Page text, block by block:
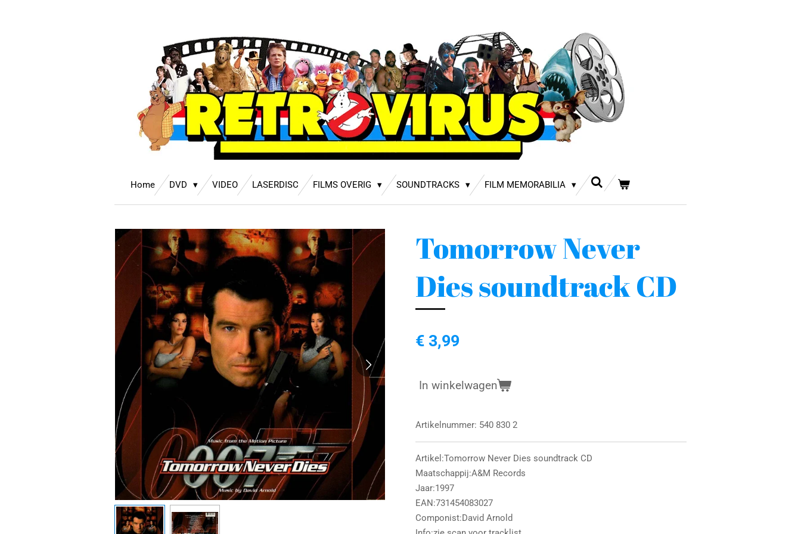
Home DVD VIDEO LASERDISC FILMS OVERIG SOUNDTRACKS FILM MEMORABILIA
Tomorrow Never
Dies soundtrack CD
€ 3,99
In winkelwagen
Artikelnummer: 540 830 2
Artikel:Tomorrow Never Dies soundtrack CD
Maatschappij:A&M Records
Jaar:1997
EAN:731454083027
Componist:David Arnold